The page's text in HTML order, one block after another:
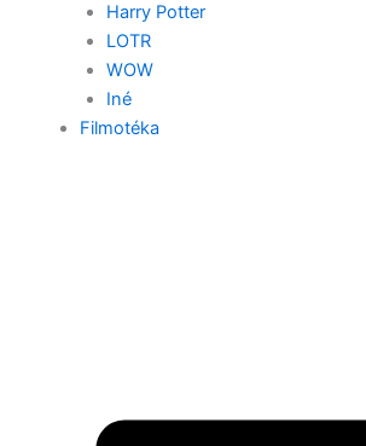
Harry Potter
LOTR
WOW
Iné
Filmotéka